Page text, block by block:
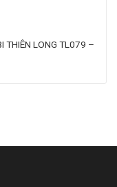
THIÊN LONG TL079 –